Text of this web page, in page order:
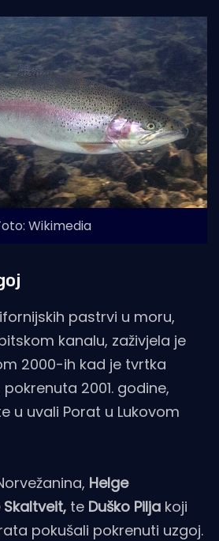
Wikimedia
pastrvi u moru,
kanalu, zaživjela je
2000-ih kad je tvrtka
2001. godine,
u uvali Porat u Lukovom
Helge
Skaltveit, te Duško Pilja koji
pokušali pokrenuti uzgoj.